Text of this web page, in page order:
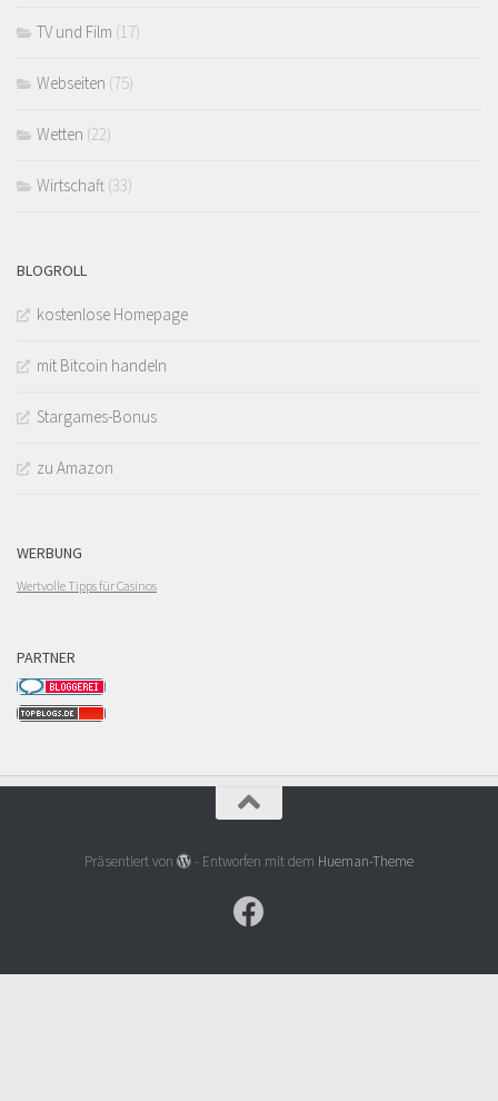
TV und Film (17)
Webseiten (75)
Wetten (22)
Wirtschaft (33)
BLOGROLL
kostenlose Homepage
mit Bitcoin handeln
Stargames-Bonus
zu Amazon
WERBUNG
Wertvolle Tipps für Casinos
PARTNER
Präsentiert von - Entworfen mit dem Hueman-Theme